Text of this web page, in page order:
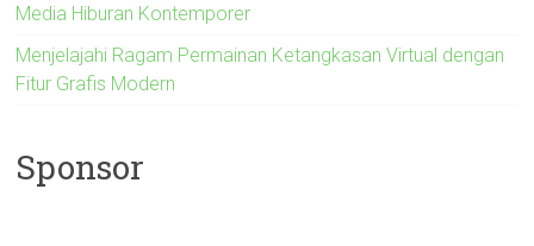
Media Hiburan Kontemporer
Menjelajahi Ragam Permainan Ketangkasan Virtual dengan
Fitur Grafis Modern
Sponsor